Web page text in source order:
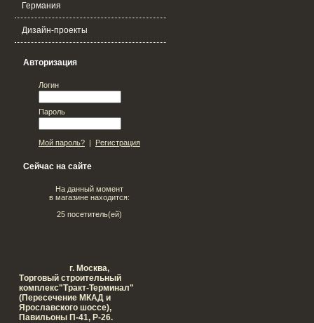
Германия
Дизайн-проекты
Авторизация
Логин
Пароль
Мой пароль? | Регистрация
Сейчас на сайте
На данный момент
в магазине находится:
25 посетитель(ей)
г. Москва,
Tорговый строительный
комплекс"Тракт-Терминал"
(Пересечение МКАД и
Ярославского шоссе),
Павильоны П-41, Р-26.